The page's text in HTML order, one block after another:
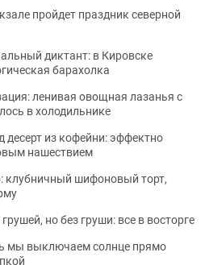
пройдет праздник северной
диктант: в Кировске
барахолка
ленивая овощная лазанья с
в холодильнике
десерт из кофейни: эффектно
нашествием
клубничный шифоновый торт,
но без груши: все в восторге
мы выключаем солнце прямо